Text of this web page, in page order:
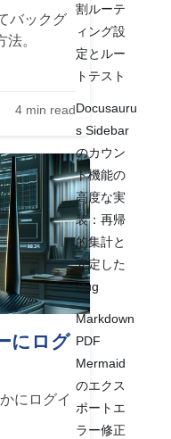
バックグ
。
4 min read
にログ
にログイ
割ルーテ
ィング設
定とルー
トテスト
Docusauru
s Sidebar
のカウン
ト機能の
高度な実
装：再帰
的集計と
安定した
slug
Markdown
PDF
Mermaid
のエクス
ポートエ
ラー修正